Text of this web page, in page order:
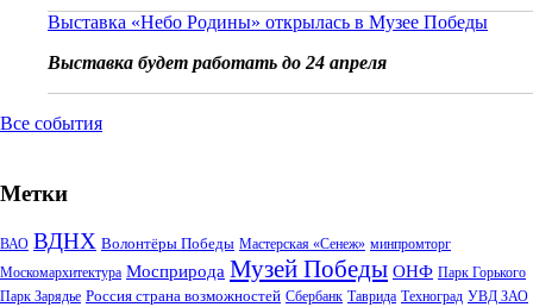
Выставка «Небо Родины» открылась в Музее Победы
Выставка будет работать до 24 апреля
Все события
Метки
ВАО ВДНХ Волонтёры Победы Мастерская «Сенеж» минпромторг
Москомархитектура Мосприрода Музей Победы ОНФ Парк Горького
Парк Зарядье Россия страна возможностей Сбербанк Таврида Техноград УВД ЗАО